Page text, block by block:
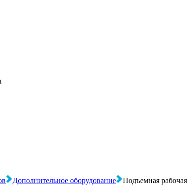
Дополнительное оборудование
Подъемная